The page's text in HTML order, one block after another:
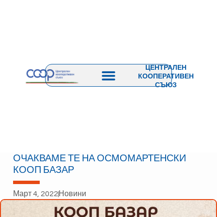
ЦЕНТРАЛЕН
КООПЕРАТИВЕН
СЪЮЗ
ОЧАКВАМЕ ТЕ НА ОСМОМАРТЕНСКИ
КООП БАЗАР
Март 4, 2022Новини